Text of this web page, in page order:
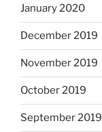
January 2020
December 2019
November 2019
October 2019
September 2019